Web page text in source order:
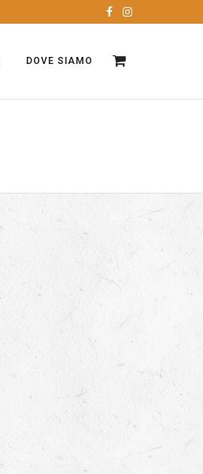
DOVE SIAMO